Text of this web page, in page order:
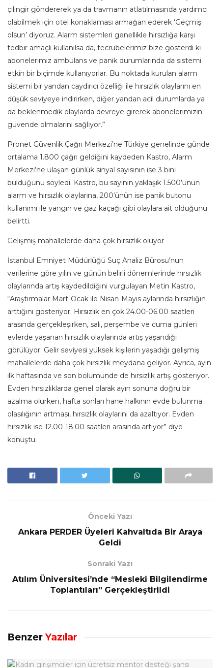
çilingir göndererek ya da travmanın atlatılmasında yardımcı
olabilmek için otel konaklaması armağan ederek ‘Geçmiş
olsun’ diyoruz. Alarm sistemleri genellikle hırsızlığa karşı
tedbir amaçlı kullanılsa da, tecrübelerimiz bize gösterdi ki
abonelerimiz ambulans ve panik durumlarında da sistemi
etkin bir biçimde kullanıyorlar. Bu noktada kurulan alarm
sistemi bir yandan caydırıcı özelliği ile hırsızlık olaylarını en
düşük seviyeye indirirken, diğer yandan acil durumlarda ya
da beklenmedik olaylarda devreye girerek abonelerimizin
güvende olmalarını sağlıyor.”
Pronet Güvenlik Çağrı Merkezi’ne Türkiye genelinde günde
ortalama 1.800 çağrı geldiğini kaydeden Kastro, Alarm
Merkezi’ne ulaşan günlük sinyal sayısının ise 3 bini
bulduğunu söyledi. Kastro, bu sayının yaklaşık 1.500’ünün
alarm ve hırsızlık olaylarına, 200’ünün ise panik butonu
kullanımı ile yangın ve gaz kaçağı gibi olaylara ait olduğunu
belirtti.
Gelişmiş mahallelerde daha çok hırsızlık oluyor
İstanbul Emniyet Müdürlüğü Suç Analiz Bürosu’nun
verilerine göre yılın ve günün belirli dönemlerinde hırsızlık
olaylarında artış kaydedildiğini vurgulayan Metin Kastro,
“Araştırmalar Mart-Ocak ile Nisan-Mayıs aylarında hırsızlığın
arttığını gösteriyor. Hırsızlık en çok 24.00-06.00 saatleri
arasında gerçekleşirken, salı, perşembe ve cuma günleri
evlerde yaşanan hırsızlık olaylarında artış yaşandığı
görülüyor. Gelir seviyesi yüksek kişilerin yaşadığı gelişmiş
mahallelerde daha çok hırsızlık meydana geliyor. Ayrıca, ayın
ilk haftasında ve son bölümünde de hırsızlık artış gösteriyor.
Evden hırsızlıklarda genel olarak ayın sonuna doğru bir
azalma olurken, hafta sonları hane halkının evde bulunma
olasılığının artması, hırsızlık olaylarını da azaltıyor. Evden
hırsızlık ise 12.00-18.00 saatleri arasında artıyor” diye
konuştu.
Önceki Yazı
Ankara PERDER Üyeleri Kahvaltıda Bir Araya
Geldi
Sonraki Yazı
Atılım Üniversitesi’nde “Mesleki Bilgilendirme
Toplantıları” Gerçekleştirildi
Benzer Yazılar